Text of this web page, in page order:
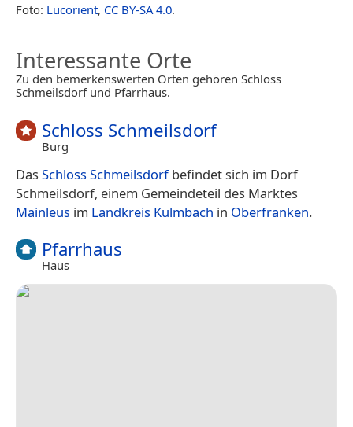
Foto: Lucorient, CC BY-SA 4.0.
Interessante Orte
Zu den bemerkenswerten Orten gehören Schloss
Schmeilsdorf und Pfarrhaus.
Schloss Schmeilsdorf
Burg
Das Schloss Schmeilsdorfbefindet sich im Dorf
Schmeilsdorf, einem Gemeindeteil des Marktes
Mainleus im Landkreis Kulmbach in Oberfranken.
Pfarrhaus
Haus